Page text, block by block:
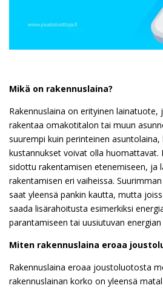
Mikä on rakennuslaina?
Rakennuslaina on erityinen
rakentaa omakotitalon tai muun
suurempi kuin perinteinen
kustannukset voivat olla huomattavat.
sidottu rakentamisen etenemiseen, ja
rakentamisen eri vaiheissa.
saat yleensä pankin kautta, mutta
saada lisärahoitusta esimerkiksi
parantamiseen tai uusiutuvan
Miten rakennuslaina eroaa
Rakennuslaina eroaa joustoluotosta
rakennuslainan korko on yleensä